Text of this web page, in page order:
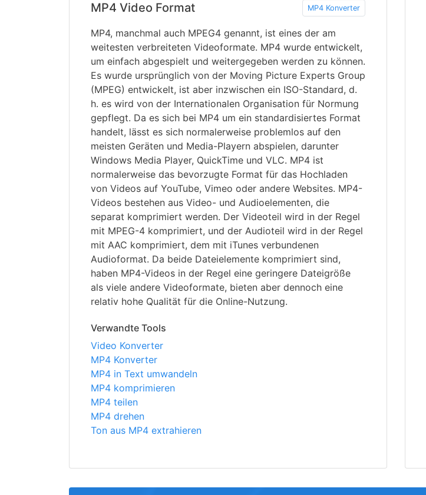
MP4 Video Format MP4 Konverter
MP4, manchmal auch MPEG4 genannt, ist eines der am
weitesten verbreiteten Videoformate. MP4 wurde entwickelt,
um einfach abgespielt und weitergegeben werden zu können.
Es wurde ursprünglich von der Moving Picture Experts Group
(MPEG) entwickelt, ist aber inzwischen ein ISO-Standard, d.
h. es wird von der Internationalen Organisation für Normung
gepflegt. Da es sich bei MP4 um ein standardisiertes Format
handelt, lässt es sich normalerweise problemlos auf den
meisten Geräten und Media-Playern abspielen, darunter
Windows Media Player, QuickTime und VLC. MP4 ist
normalerweise das bevorzugte Format für das Hochladen
von Videos auf YouTube, Vimeo oder andere Websites. MP4-
Videos bestehen aus Video- und Audioelementen, die
separat komprimiert werden. Der Videoteil wird in der Regel
mit MPEG-4 komprimiert, und der Audioteil wird in der Regel
mit AAC komprimiert, dem mit iTunes verbundenen
Audioformat. Da beide Dateielemente komprimiert sind,
haben MP4-Videos in der Regel eine geringere Dateigröße
als viele andere Videoformate, bieten aber dennoch eine
relativ hohe Qualität für die Online-Nutzung.
Verwandte Tools
Video Konverter
MP4 Konverter
MP4 in Text umwandeln
MP4 komprimieren
MP4 teilen
MP4 drehen
Ton aus MP4 extrahieren